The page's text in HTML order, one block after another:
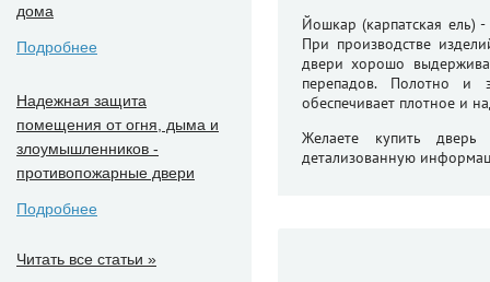
дома
Подробнее
Надежная защита
помещения от огня, дыма и
злоумышленников -
противопожарные двери
Подробнее
Читать все статьи »
Йошкар (карпатская ель)
При производстве
двери хорошо
перепадов. Полотно и
обеспечивает плотное и
Желаете купить дверь
детализованную